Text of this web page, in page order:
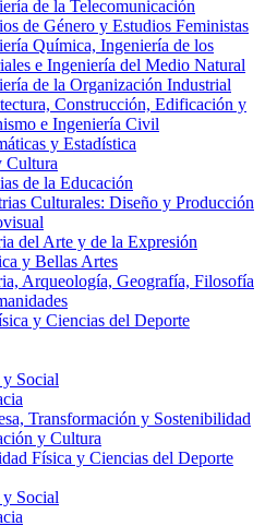
de la Telecomunicación
de Género y Estudios Feministas
Química, Ingeniería de los
e Ingeniería del Medio Natural
de la Organización Industrial
Construcción, Edificación y
e Ingeniería Civil
y Estadística
Cultura
de la Educación
Culturales: Diseño y Producción
del Arte y de la Expresión
y Bellas Artes
Arqueología, Geografía, Filosofía
y Ciencias del Deporte
y Social
Transformación y Sostenibilidad
y Cultura
Física y Ciencias del Deporte
y Social